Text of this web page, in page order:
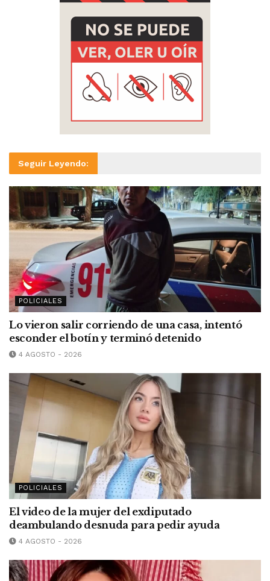
Seguir Leyendo:
POLICIALES
Lo vieron salir corriendo de una casa, intentó
esconder el botín y terminó detenido
4 AGOSTO - 2026
POLICIALES
El video de la mujer del exdiputado
deambulando desnuda para pedir ayuda
4 AGOSTO - 2026